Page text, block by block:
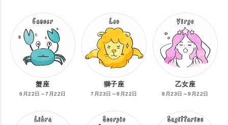
蟹座
6月22日～7月22日
獅子座
7月23日～8月22日
乙女座
8月23日～9月22日